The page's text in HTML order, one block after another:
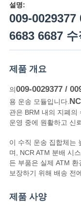
설명:
009-0029377
6683 6687
제품 개요
의009-0029377 /
용 운송 모듈입니다.
관은 BRM 내의 지폐의
운영 중에 원활하고 신
이 수직 운송 집합체는
며, NCR ATM 분배 시
든 부품은 실제 ATM
보장하기 위해 배송 전
제품 사양